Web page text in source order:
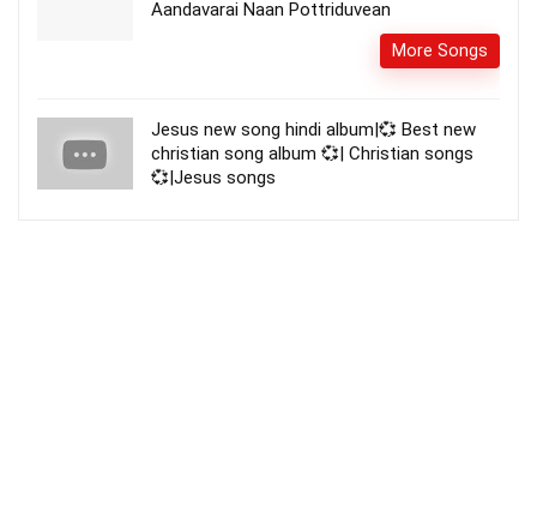
Aandavarai Naan Pottriduvean
More Songs
Jesus new song hindi album|💞 Best new
christian song album 💞| Christian songs
💞|Jesus songs